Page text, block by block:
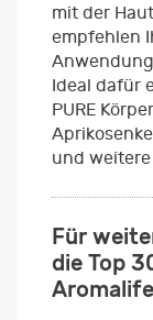
mit der
empfehlen
Ideal dafür
PURE
und weitere
Für
die Top